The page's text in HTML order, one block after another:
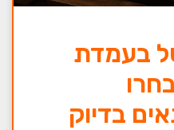
בעמדת
בדיוק